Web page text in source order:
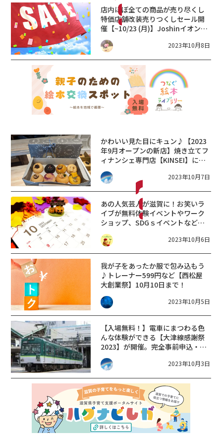
店内ほぼ全ての商品が売り尽くし
特価店舗改装売りつくしセール開
催【~10/23 (月)】Joshinイオンモ
ール草津店
2023年10月8日
かわいい見た目にキュン♪【2023
年9月オープンの新店】焼き立てフ
ィナンシェ専門店【KINSEI】に行
ってきました！
2023年10月7日
あの人気芸人が滋賀に！お笑いラ
イブが無料体験イベントやワーク
ショップ、SDGｓイベントなど
続々開催【三井アウトレットパー
ク滋賀竜王】
2023年10月6日
我が子をあったか服で包み込もう
♪トレーナー599円など【西松屋
大創業祭】10月10日まで！
2023年10月5日
【入場無料！】電車にまつわる色
んな体験ができる【大津線感謝祭
2023】が開催。完全事前申込・抽
選制！
2023年10月3日